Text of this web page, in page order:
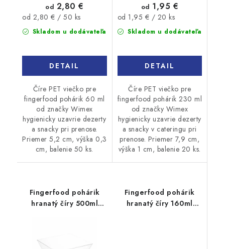
Skladom u dodávateľa
od 2,80 €
Jednotková
cena:
od 2,80 € / 50 ks
DETAIL
Číre PET viečko pre
fingerfood pohárik 60 ml
od značky Wimex
hygienicky uzavrie dezerty
a snacky pri prenose.
Priemer 5,2 cm, výška 0,3
cm, balenie 50 ks.
Skladom u dodávateľa
od 1,95 €
Jednotková
cena:
od 1,95 € / 20 ks
DETAIL
Číre PET viečko pre
fingerfood pohárik 230 ml
od značky Wimex
hygienicky uzavrie dezerty
a snacky v cateringu pri
prenose. Priemer 7,9 cm,
výška 1 cm, balenie 20 ks.
Fingerfood pohárik
hranatý číry 500ml
Fingerfood pohárik
hranatý číry 160ml